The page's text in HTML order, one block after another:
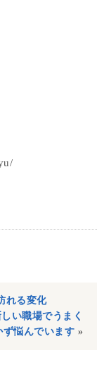
れる変化
い職場でうまく
ず悩んでいます »